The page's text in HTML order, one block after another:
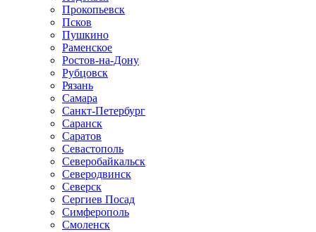
Прокопьевск
Псков
Пушкино
Раменское
Ростов-на-Дону
Рубцовск
Рязань
Самара
Санкт-Петербург
Саранск
Саратов
Севастополь
Северобайкальск
Северодвинск
Северск
Сергиев Посад
Симферополь
Смоленск